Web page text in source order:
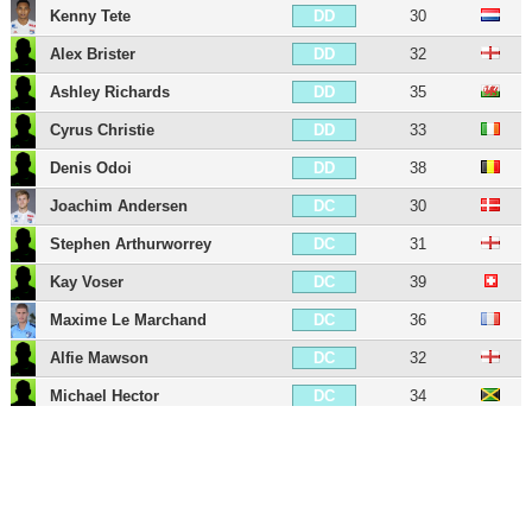
Kenny Tete DD 30
Alex Brister DD 32
Ashley Richards DD 35
Cyrus Christie DD 33
Denis Odoi DD 38
Joachim Andersen DC 30
Stephen Arthurworrey DC 31
Kay Voser DC 39
Maxime Le Marchand DC 36
Alfie Mawson DC 32
Michael Hector DC 34